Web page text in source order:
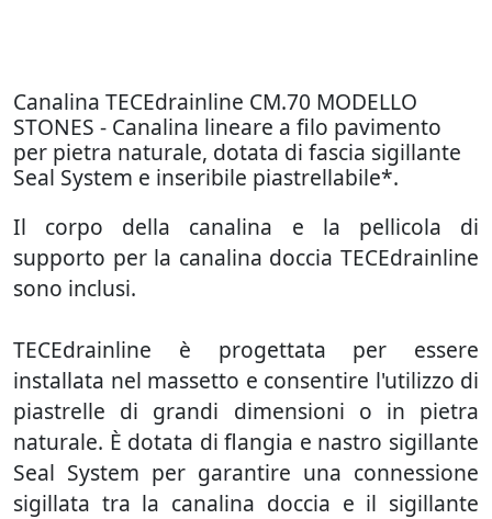
Canalina TECEdrainline CM.70 MODELLO
STONES - Canalina lineare a filo pavimento
per pietra naturale, dotata di fascia sigillante
Seal System e inseribile piastrellabile*.
Il corpo della canalina e la pellicola di
supporto per la canalina doccia TECEdrainline
sono inclusi.
TECEdrainline è progettata per essere
installata nel massetto e consentire l'utilizzo di
piastrelle di grandi dimensioni o in pietra
naturale. È dotata di flangia e nastro sigillante
Seal System per garantire una connessione
sigillata tra la canalina doccia e il sigillante